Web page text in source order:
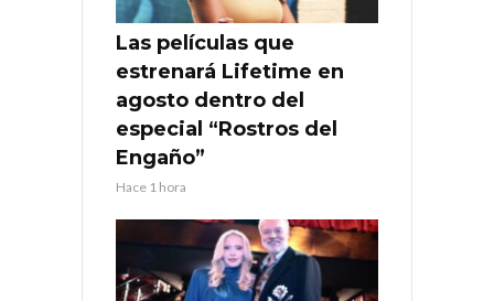
Las películas que
estrenará Lifetime en
agosto dentro del
especial “Rostros del
Engaño”
Hace 1 hora